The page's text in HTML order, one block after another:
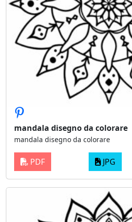
mandala disegno da colorare
mandala disegno da colorare
PDF JPG